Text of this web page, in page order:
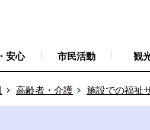
安心 市民活動 観
高齢者・介護 施設での福祉